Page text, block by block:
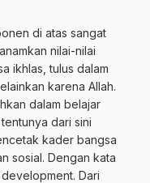
di atas sangat
nilai-nilai
ikhlas, tulus dalam
karena Allah.
dalam belajar
dari sini
kader bangsa
sosial. Dengan kata
Dari